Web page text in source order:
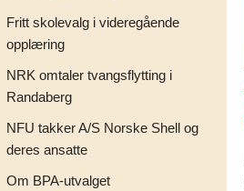
Fritt skolevalg i videregående
opplæring
NRK omtaler tvangsflytting i
Randaberg
NFU takker A/S Norske Shell og
deres ansatte
Om BPA-utvalget